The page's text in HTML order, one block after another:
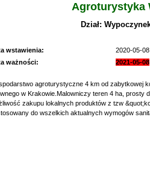
Agroturystyka
Dział:
wstawienia:
2020-05-
ważności:
2021-05-08
agroturystyczne 4 km od zabytkowej
w Krakowie.Malowniczy teren 4 ha, prosty
zakupu lokalnych produktów z tzw
do wszelkich aktualnych wymogów